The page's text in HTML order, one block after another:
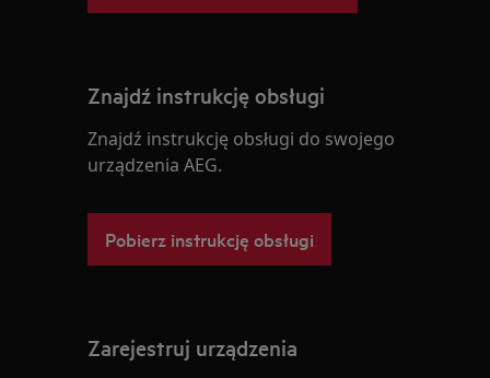
Znajdź instrukcję obsługi
Znajdź instrukcję obsługi do swojego
urządzenia AEG.
Pobierz instrukcję obsługi
Zarejestruj urządzenia